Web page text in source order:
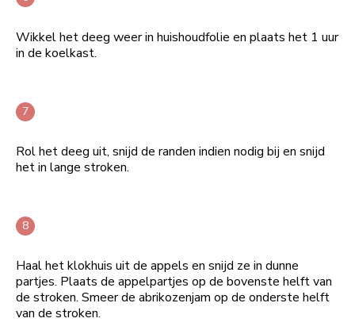
Wikkel het deeg weer in huishoudfolie en plaats het 1 uur
in de koelkast.
Rol het deeg uit, snijd de randen indien nodig bij en snijd
het in lange stroken.
Haal het klokhuis uit de appels en snijd ze in dunne
partjes. Plaats de appelpartjes op de bovenste helft van
de stroken. Smeer de abrikozenjam op de onderste helft
van de stroken.